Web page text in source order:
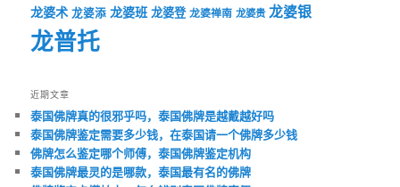
龙婆术 龙婆添 龙婆班 龙婆登 龙婆禅南 龙婆贵 龙婆银
龙普托
近期文章
泰国佛牌真的很邪乎吗，泰国佛牌是越戴越好吗
泰国佛牌鉴定需要多少钱，在泰国请一个佛牌多少钱
佛牌怎么鉴定哪个师傅，泰国佛牌鉴定机构
泰国佛牌最灵的是哪款，泰国最有名的佛牌